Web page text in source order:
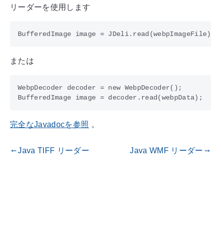
リーダーを使用します
または
WebpDecoder decoder = new WebpDecoder();
完全なJavadocを参照 。
gdoc_arrow_left_altJava TIFF リーダー Java WMF リーダー gdoc_arrow_right_alt